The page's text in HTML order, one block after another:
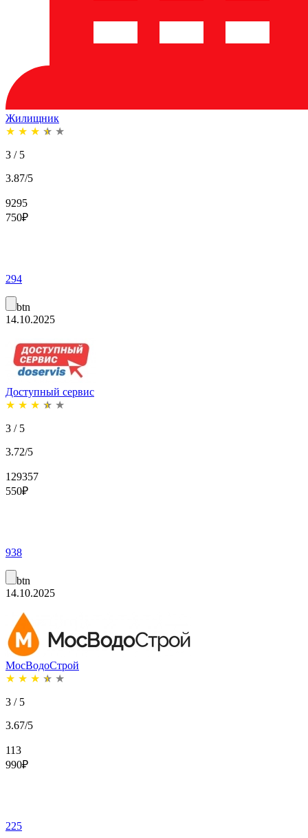
Жилищник
★ ★ ★ ★ ★
3 / 5
3.87/5
9295
750₽
294
btn
14.10.2025
Доступный сервис
★ ★ ★ ★ ★
3 / 5
3.72/5
129357
550₽
938
btn
14.10.2025
МосВодоСтрой
★ ★ ★ ★ ★
3 / 5
3.67/5
113
990₽
225